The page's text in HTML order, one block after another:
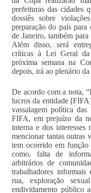
prefeituras das cidades
dossiês sobre
preparação do país
de Janeiro, também
Além disso, será
críticas à Lei Geral
próxima semana na
depois, irá ao plenário
De acordo com a nota,
lucros da entidade
vassalagem política das
FIFA, em prejuízo da
interna e dos
mencionar tantas outras
tem ocorrido em
como, falta de
arbitrários de
trabalhadores
rua, exploração
endividamento público